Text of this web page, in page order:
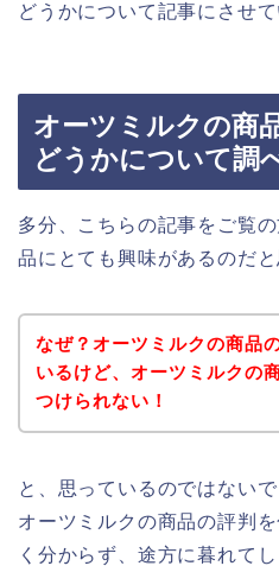
どうかについて記事にさせ
オーツミルクの商
どうかについて調
多分、こちらの記事をご覧
品にとても興味があるのだ
なぜ？オーツミルクの商品
いるけど、オーツミルクの
つけられない！
と、思っているのではない
オーツミルクの商品の評判
く分からず、途方に暮れて